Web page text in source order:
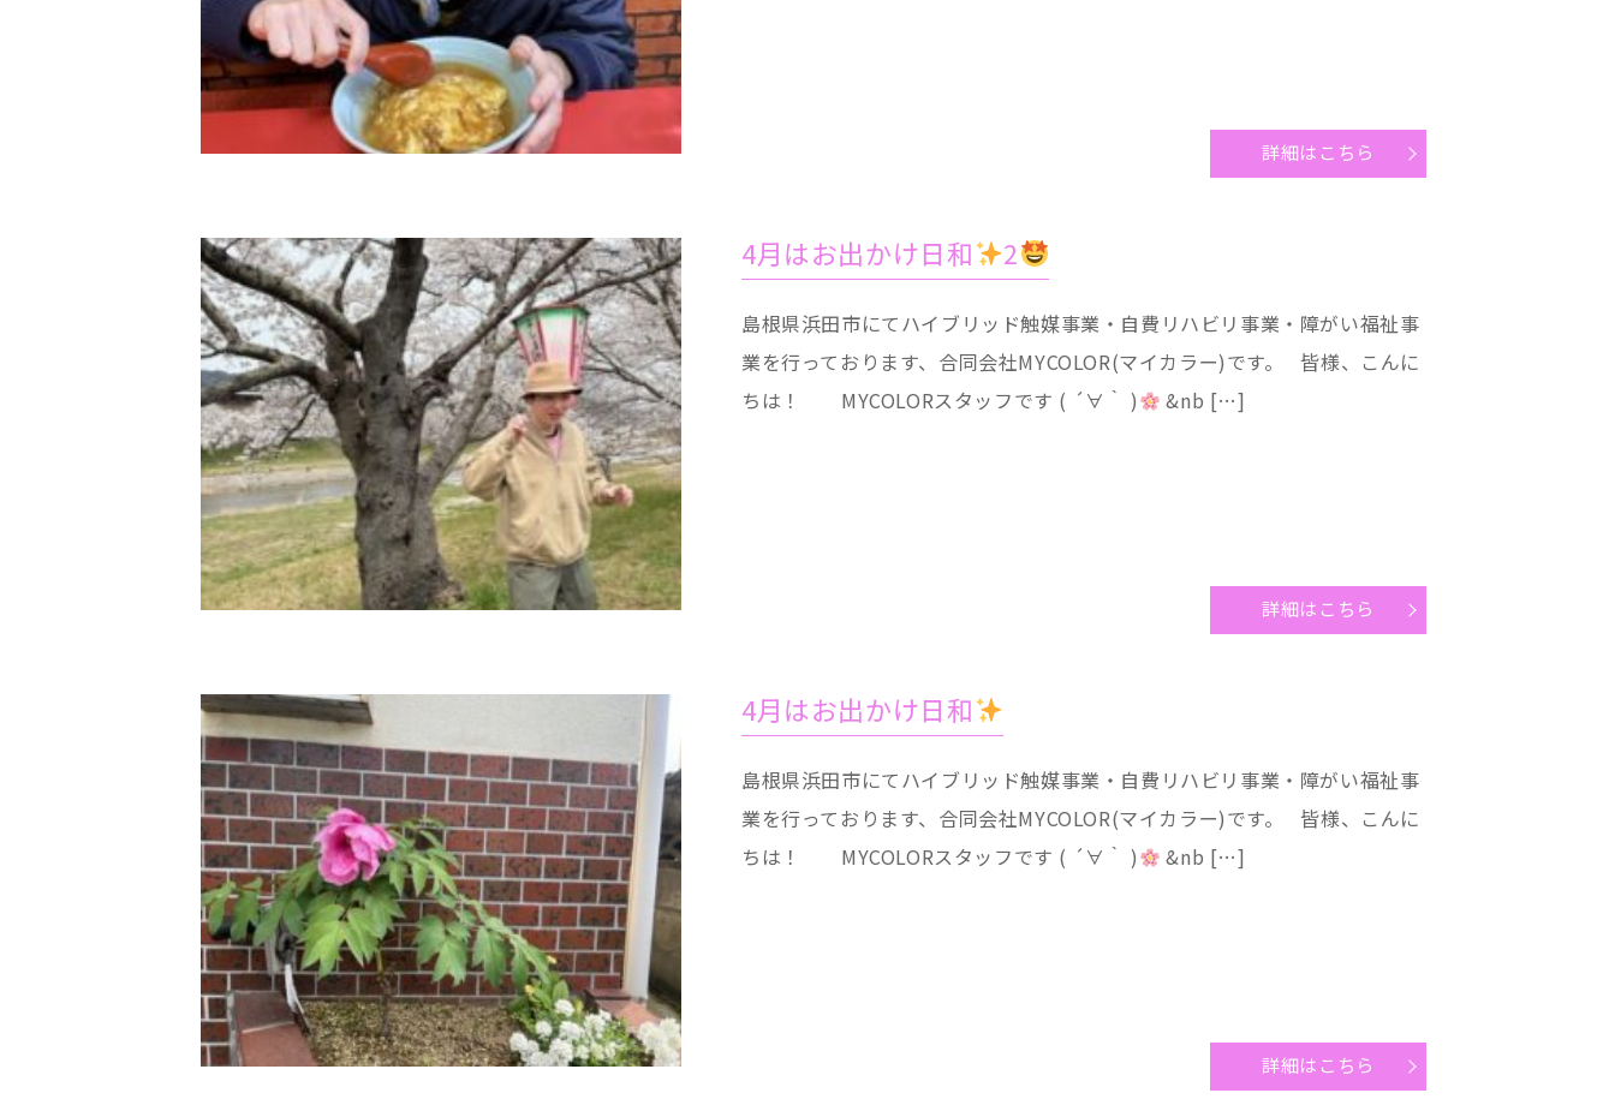
詳細はこちら
4月はお出かけ日和 2
島根県浜田市にてハイブリッド触媒事業・自費リハビリ事業・障がい福祉事
業を行っております、合同会社MYCOLOR(マイカラー)です。 皆様、こんに
ちは！ MYCOLORスタッフです ( ´∀｀ )
&nb […]
詳細はこちら
4月はお出かけ日和
島根県浜田市にてハイブリッド触媒事業・自費リハビリ事業・障がい福祉事
業を行っております、合同会社MYCOLOR(マイカラー)です。 皆様、こんに
ちは！ MYCOLORスタッフです ( ´∀｀ )
&nb […]
詳細はこちら